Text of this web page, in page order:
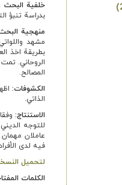
خلفية البحث
بدراسة تنبؤ
منهجية
بطريقة اخذ
الروحاني.
المصالح.
الكشوفات:
الذاتي.
الاستنتاج:
للتوجه
عاملان
فيه لدى
لتحميل
الكلمات